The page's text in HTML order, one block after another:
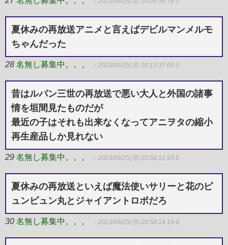
夏休みの再放送アニメと言えばデビルマンメルモ
ちゃんだった
28 名無し募集中。。。 ：2023/09/25(月) 20:13:37.00 0
昔はルパン三世の再放送で悪い大人と外国の諸事
情を垣間見たものだが
最近の子はそれも出来なくなってアニヲタの縮小
再生産品しか見れない
29 名無し募集中。。。 ：2023/09/25(月) 20:58:12.93 0
夏休みの再放送といえば魔法使いサリーと花のピ
ュンピュン丸とジャイアントロボだろ
30 名無し募集中。。。 ：2023/09/25(月) 20:58:14.19 0